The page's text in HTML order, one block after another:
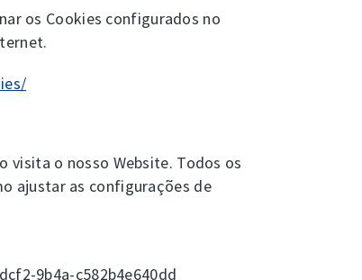
os Cookies configurados no
visita o nosso Website. Todos os
ajustar as configurações de
9b4a-c582b4e640dd